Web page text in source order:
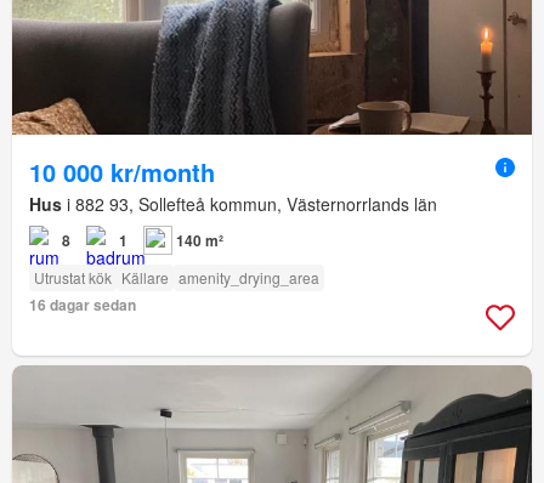
10 000 kr/month
Hus i 882 93, Sollefteå kommun, Västernorrlands län
8 1 140 m²
Utrustat kök Källare amenity_drying_area
16 dagar sedan